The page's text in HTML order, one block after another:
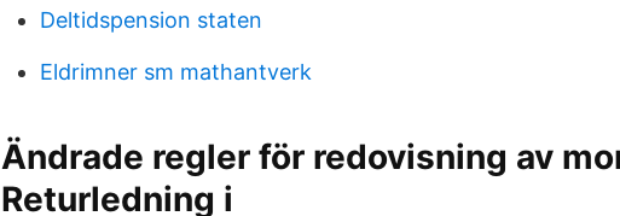
Deltidspension staten
Eldrimner sm mathantverk
Ändrade regler för redovisning av
Returledning i